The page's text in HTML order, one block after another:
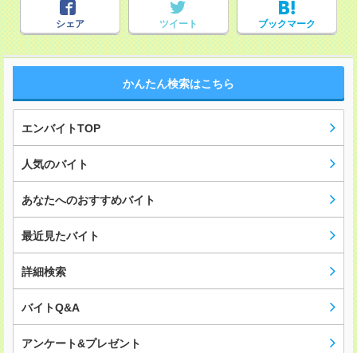
シェア ツイート ブックマーク
かんたん検索はこちら
エンバイトTOP
人気のバイト
あなたへのおすすめバイト
最近見たバイト
詳細検索
バイトQ&A
アンケート&プレゼント